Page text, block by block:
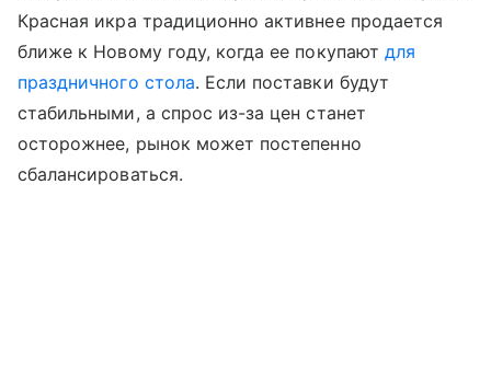
Красная икра традиционно активнее продается
ближе к Новому году, когда ее покупают для
праздничного стола. Если поставки будут
стабильными, а спрос из-за цен станет
осторожнее, рынок может постепенно
сбалансироваться.